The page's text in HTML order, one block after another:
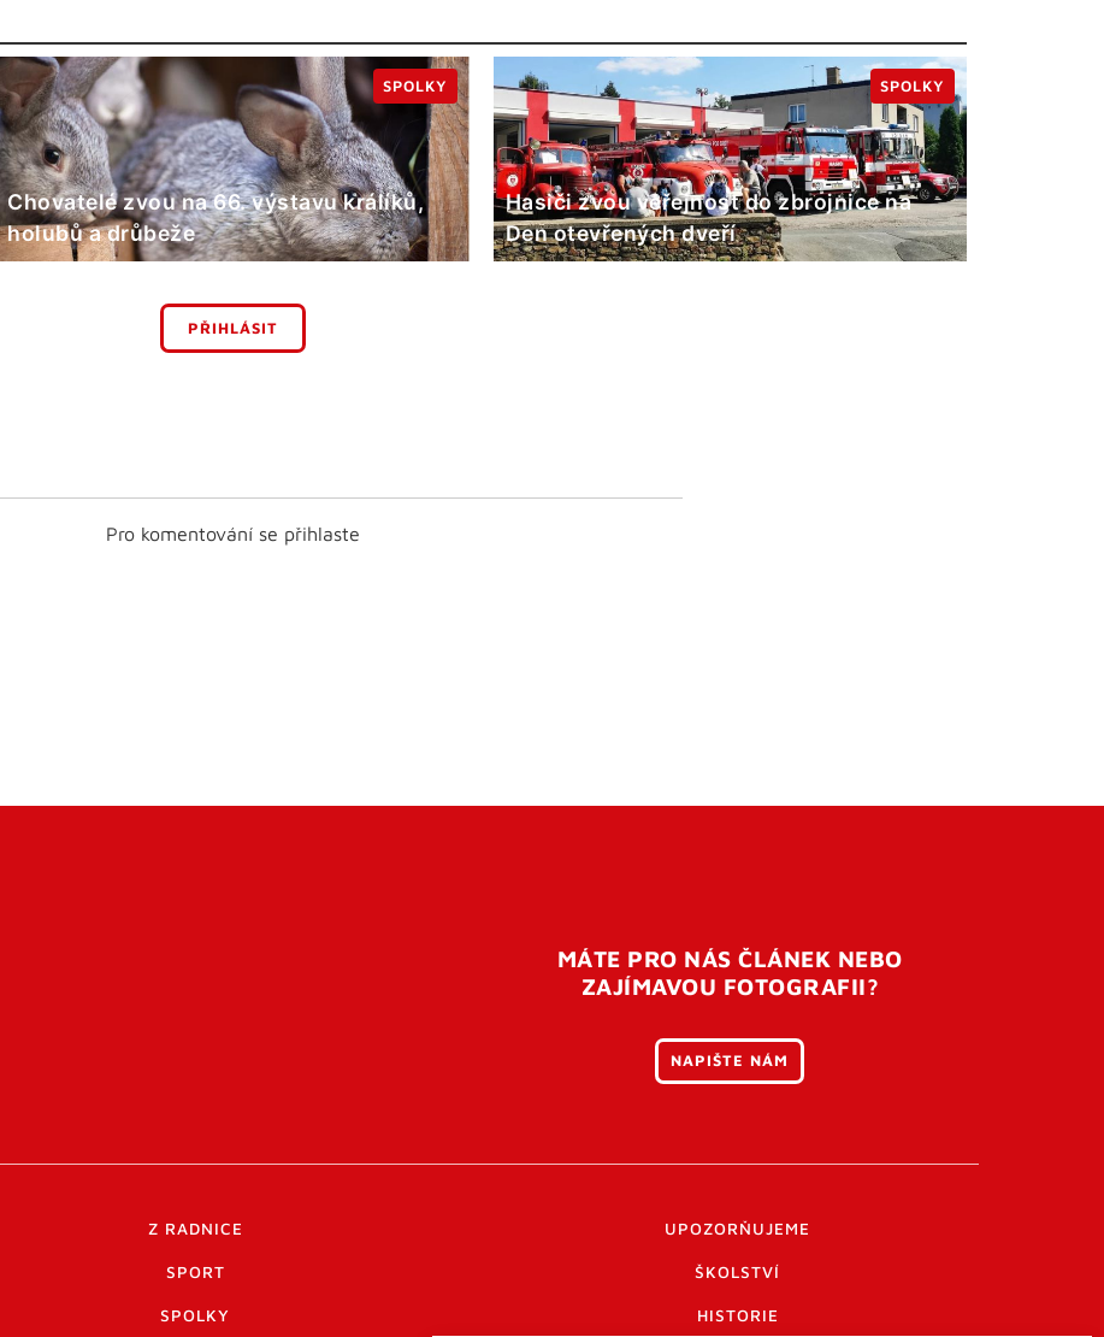
Chovatelé zvou na 66. výstavu králíků,
holubů a drůbeže
SPOLKY
Hasiči zvou veřejnost do zbrojnice na
Den otevřených dveří
SPOLKY
PŘIHLÁSIT
Pro komentování se přihlaste
MÁTE PRO NÁS ČLÁNEK NEBO
ZAJÍMAVOU FOTOGRAFII?
NAPIŠTE NÁM
Z RADNICE UPOZORŇUJEME
SPORT ŠKOLSTVÍ
SPOLKY HISTORIE